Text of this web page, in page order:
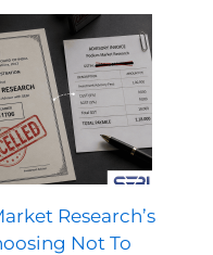
Research’s
Not To